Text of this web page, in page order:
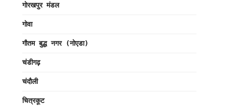
गोरखपुर मंडल
गोवा
गौतम बुद्ध नगर (नोएडा)
चंडीगढ़
चंदौली
चित्रकूट